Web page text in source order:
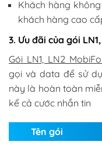
Khách hàng
khách hàng cao
3. Ưu đãi của gói
Gói LN1, LN2
gọi và data để sử
này là hoàn toàn
kể cả cước nhắn tin
Tên gói